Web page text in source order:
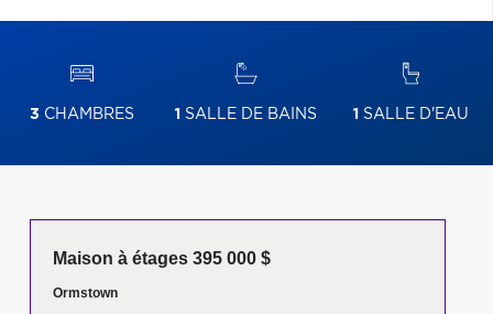
3 CHAMBRES 1 SALLE DE BAINS 1 SALLE D'EAU
Maison à étages 395 000 $
Ormstown